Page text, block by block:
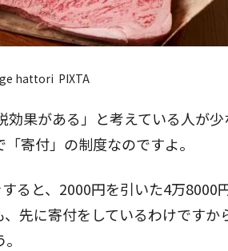
hattori PIXTA
果がある」と考えている人が
寄付」の制度なのですよ。
ると、2000円を引いた4万8000
先に寄付をしているわけですか